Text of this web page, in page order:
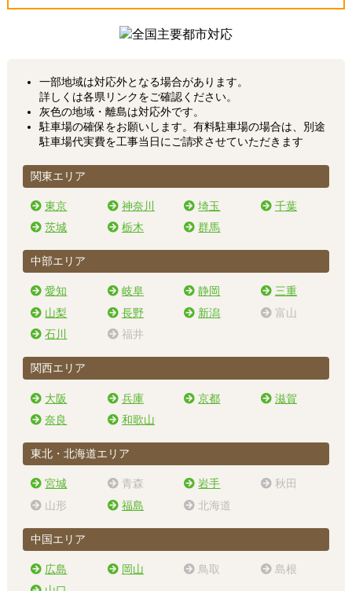
一部地域は対応外となる場合があります。
詳しくは各県リンクをご確認ください。
灰色の地域・離島は対応外です。
駐車場の確保をお願いします。有料駐車場の場合は、別途
駐車場代実費を工事当日にご請求させていただきます
関東エリア
東京 神奈川 埼玉
千葉
茨城
栃木 群馬
中部エリア
愛知 岐阜 静岡
三重
山梨
長野 新潟
富山
石川
福井
関西エリア
大阪 兵庫 京都
滋賀
奈良
和歌山
東北・北海道エリア
宮城 青森 岩手
秋田
山形
福島 北海道
中国エリア
広島 岡山 鳥取
島根